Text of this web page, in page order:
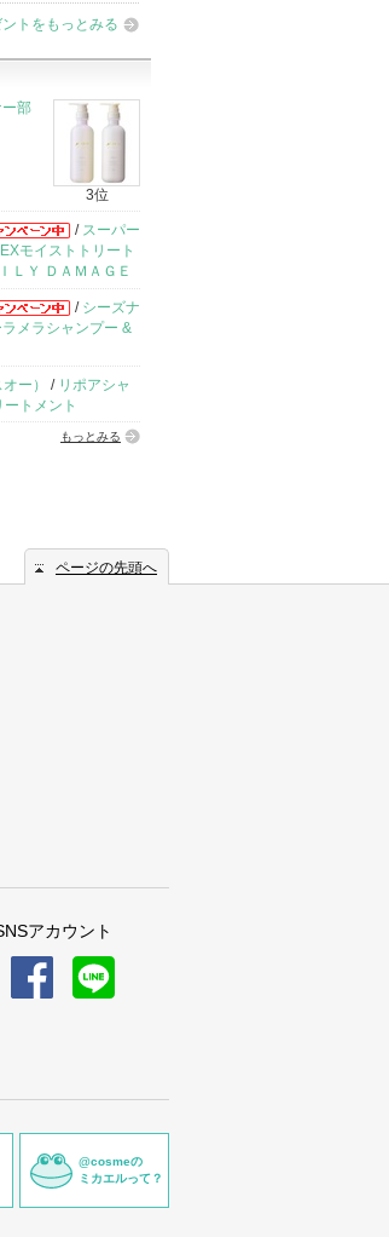
品
トをもっとみる
部
3位
/ スーパー
モイストトリート
ＬＹ ＤＡＭＡＧＥ
/ シーズナ
メラシャンプー &
ー） / リポアシャ
トメント
もっとみる
ページの先頭へ
アカウント
@cosmeの
ミカエルって？